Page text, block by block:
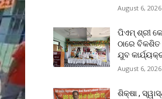
August 6, 2026
ପିଏମ୍ ଶ୍ରୀ
ଠାରେ
ଯୁବ
August 6, 2026
ଶିକ୍ଷା ,